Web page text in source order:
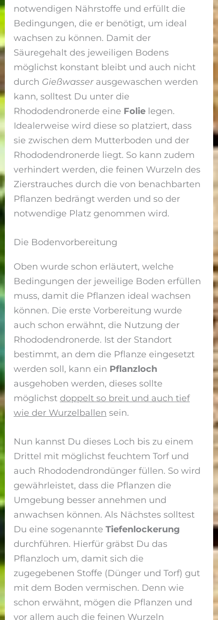
notwendigen Nährstoffe und erfüllt die
Bedingungen, die er benötigt, um ideal
wachsen zu können. Damit der
Säuregehalt des jeweiligen Bodens
möglichst konstant bleibt und auch nicht
durch Gießwasserausgewaschen werden
kann, solltest Du unter die
Rhododendronerde eine Folie legen.
Idealerweise wird diese so platziert, dass
sie zwischen dem Mutterboden und der
Rhododendronerde liegt. So kann zudem
verhindert werden, die feinen Wurzeln des
Zierstrauches durch die von benachbarten
Pflanzen bedrängt werden und so der
notwendige Platz genommen wird.
Die Bodenvorbereitung
Oben wurde schon erläutert, welche
Bedingungen der jeweilige Boden erfüllen
muss, damit die Pflanzen ideal wachsen
können. Die erste Vorbereitung wurde
auch schon erwähnt, die Nutzung der
Rhododendronerde. Ist der Standort
bestimmt, an dem die Pflanze eingesetzt
werden soll, kann ein Pflanzloch
ausgehoben werden, dieses sollte
möglichst doppelt so breit und auch tief
wie der Wurzelballen sein.
Nun kannst Du dieses Loch bis zu einem
Drittel mit möglichst feuchtem Torf und
auch Rhododendrondünger füllen. So wird
gewährleistet, dass die Pflanzen die
Umgebung besser annehmen und
anwachsen können. Als Nächstes solltest
Du eine sogenannteTiefenlockerung
durchführen. Hierfür gräbst Du das
Pflanzloch um, damit sich die
zugegebenen Stoffe (Dünger und Torf) gut
mit dem Boden vermischen. Denn wie
schon erwähnt, mögen die Pflanzen und
vor allem auch die feinen Wurzeln